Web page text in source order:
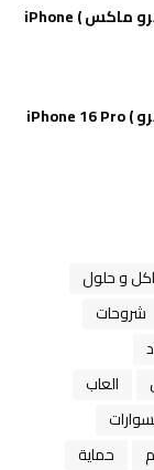
مواصفات وسعر ( ايفون 16 برو ماكس ) iPhone
و حلول
شروحات
العاب
حماية